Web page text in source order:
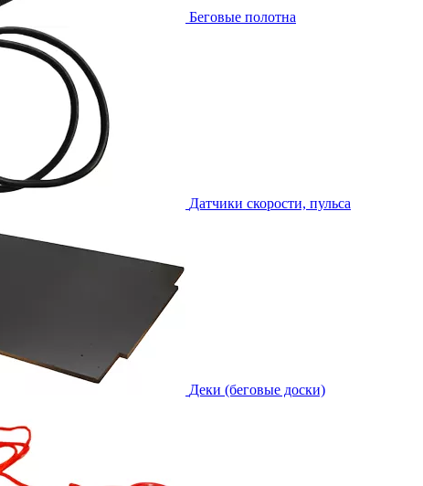
Беговые полотна
Датчики скорости, пульса
Деки (беговые доски)